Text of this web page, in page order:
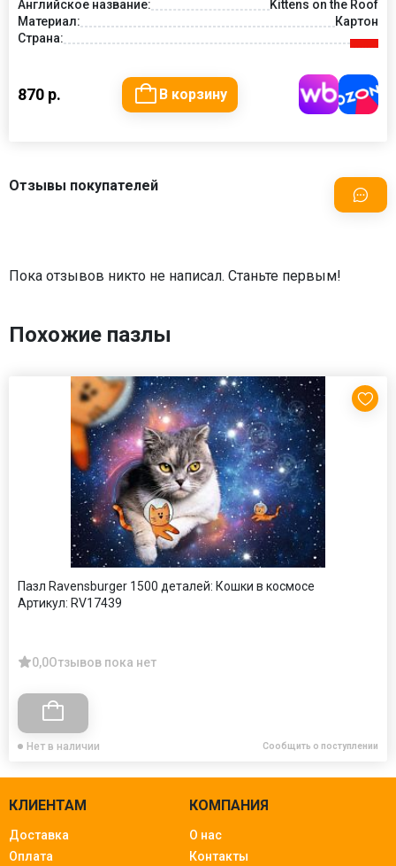
Английское название:
Kittens on the Roof
Материал:
Картон
Страна:
870 р. В корзину
Отзывы покупателей
Пока отзывов никто не написал. Станьте первым!
Похожие пазлы
Пазл Ravensburger 1500 деталей: Кошки в космосе
Артикул: RV17439
0,0Отзывов пока нет
Нет в наличии Сообщить о поступлении
КЛИЕНТАМ
Доставка
Оплата
КОМПАНИЯ
О нас
Контакты